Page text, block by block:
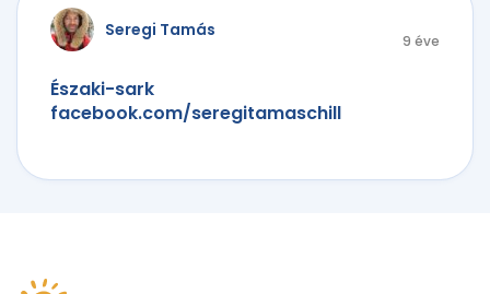
Seregi Tamás
9 éve
Északi-sark
facebook.com/seregitamaschill